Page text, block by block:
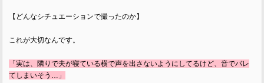
【どんなシチュエーションで撮ったのか】
これが大切なんです。
「実は、隣りで夫が寝ている横で声を出さないようにしてるけど、音でバレ
てしまいそう…」